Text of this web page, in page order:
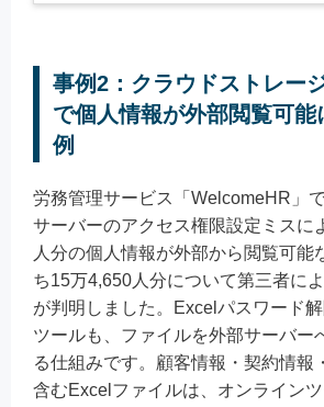
事例2：クラウドストレー
で個人情報が外部閲覧可能
例
労務管理サービス「WelcomeHR」
サーバーのアクセス権限設定ミスに
人分の個人情報が外部から閲覧可能
ち15万4,650人分について第三者に
が判明しました。Excelパスワード
ツールも、ファイルを外部サーバー
る仕組みです。顧客情報・契約情報
含むExcelファイルは、オンライン